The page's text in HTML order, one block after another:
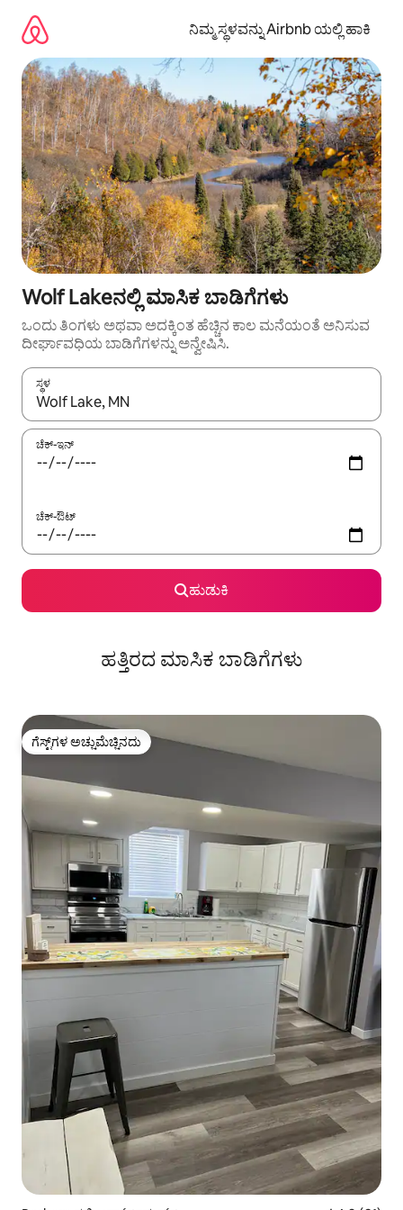
ಹೋಗಿ
ನಿಮ್ಮ ಸ್ಥಳವನ್ನು Airbnb ಯಲ್ಲಿ ಹಾಕಿ
Wolf Lakeನಲ್ಲಿ ಮಾಸಿಕ ಬಾಡಿಗೆಗಳು
ಒಂದು ತಿಂಗಳು ಅಥವಾ ಅದಕ್ಕಿಂತ ಹೆಚ್ಚಿನ ಕಾಲ ಮನೆಯಂತೆ ಅನಿಸುವ
ದೀರ್ಘಾವಧಿಯ ಬಾಡಿಗೆಗಳನ್ನು ಅನ್ವೇಷಿಸಿ.
ಸ್ಥಳ
ಫಲಿತಾಂಶಗಳು ಲಭ್ಯವಿರುವಾಗ, ಅಪ್ ಮತ್ತು ಡೌನ್ ಬಾಣದ ಕೀಲಿಗಳೊಂದಿಗೆ
ಚೆಕ್-ಇನ್
ಚೆಕ್-ಔಟ್
ಹುಡುಕಿ
ಹತ್ತಿರದ ಮಾಸಿಕ ಬಾಡಿಗೆಗಳು
ಗೆಸ್ಟ್‌ಗಳ ಅಚ್ಚುಮೆಚ್ಚಿನದು
ಗೆಸ್ಟ್‌ಗಳ ಅಚ್ಚುಮೆಚ್ಚಿನದು